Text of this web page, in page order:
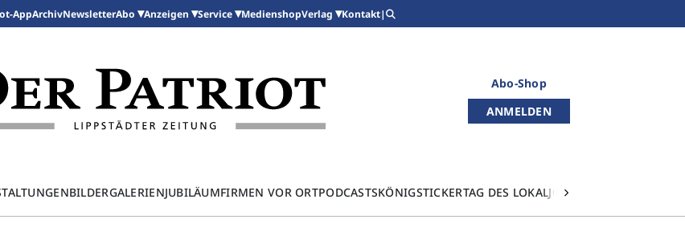
AppArchivNewsletterAbo Anzeigen Service MedienshopVerlag Kontakt|
Abo-Shop
ANMELDEN
BILDERGALERIENJUBILÄUMFIRMEN VOR ORTPODCASTSKÖNIGSTICKERTAG DES LOKALJOURNALISMUS